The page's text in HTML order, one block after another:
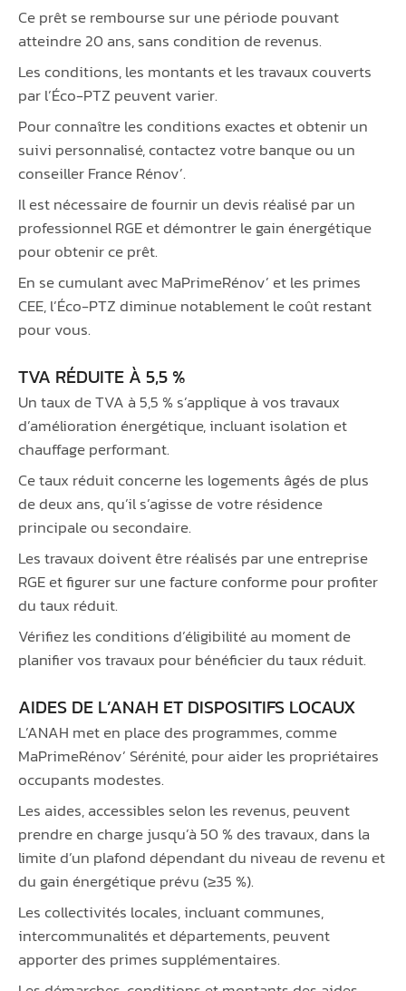
Ce prêt se rembourse sur une période pouvant
atteindre 20 ans, sans condition de revenus.
Les conditions, les montants et les travaux couverts
par l’Éco-PTZ peuvent varier.
Pour connaître les conditions exactes et obtenir un
suivi personnalisé, contactez votre banque ou un
conseiller France Rénov’.
Il est nécessaire de fournir un devis réalisé par un
professionnel RGE et démontrer le gain énergétique
pour obtenir ce prêt.
En se cumulant avec MaPrimeRénov’ et les primes
CEE, l’Éco-PTZ diminue notablement le coût restant
pour vous.
TVA RÉDUITE À 5,5 %
Un taux de TVA à 5,5 % s’applique à vos travaux
d’amélioration énergétique, incluant isolation et
chauffage performant.
Ce taux réduit concerne les logements âgés de plus
de deux ans, qu’il s’agisse de votre résidence
principale ou secondaire.
Les travaux doivent être réalisés par une entreprise
RGE et figurer sur une facture conforme pour profiter
du taux réduit.
Vérifiez les conditions d’éligibilité au moment de
planifier vos travaux pour bénéficier du taux réduit.
AIDES DE L’ANAH ET DISPOSITIFS LOCAUX
L’ANAH met en place des programmes, comme
MaPrimeRénov’ Sérénité, pour aider les propriétaires
occupants modestes.
Les aides, accessibles selon les revenus, peuvent
prendre en charge jusqu’à 50 % des travaux, dans la
limite d’un plafond dépendant du niveau de revenu et
du gain énergétique prévu (≥35 %).
Les collectivités locales, incluant communes,
intercommunalités et départements, peuvent
apporter des primes supplémentaires.